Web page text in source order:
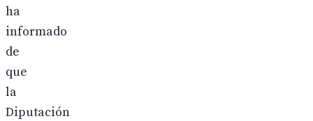
ha
informado
de
que
la
Diputación